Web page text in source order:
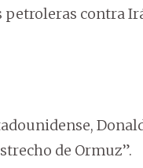
contra
de Ormuz”.